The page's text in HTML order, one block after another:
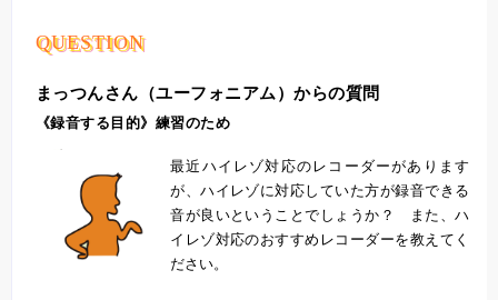
QUESTION
まっつんさん（ユーフォニアム）からの質問
《録音する目的》練習のため
最近ハイレゾ対応のレコーダーがあります
が、ハイレゾに対応していた方が録音できる
音が良いということでしょうか？ また、ハ
イレゾ対応のおすすめレコーダーを教えてく
ださい。